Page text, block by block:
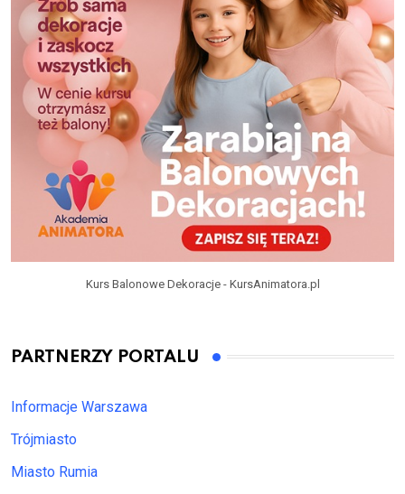
Kurs Balonowe Dekoracje - KursAnimatora.pl
PARTNERZY PORTALU
Informacje Warszawa
Trójmiasto
Miasto Rumia